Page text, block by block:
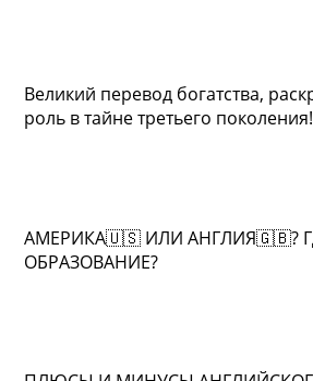
Великий перевод богатства,
роль в тайне третьего поколения!
АМЕРИКА🇺🇸 ИЛИ АНГЛИЯ🇬🇧?
ОБРАЗОВАНИЕ?